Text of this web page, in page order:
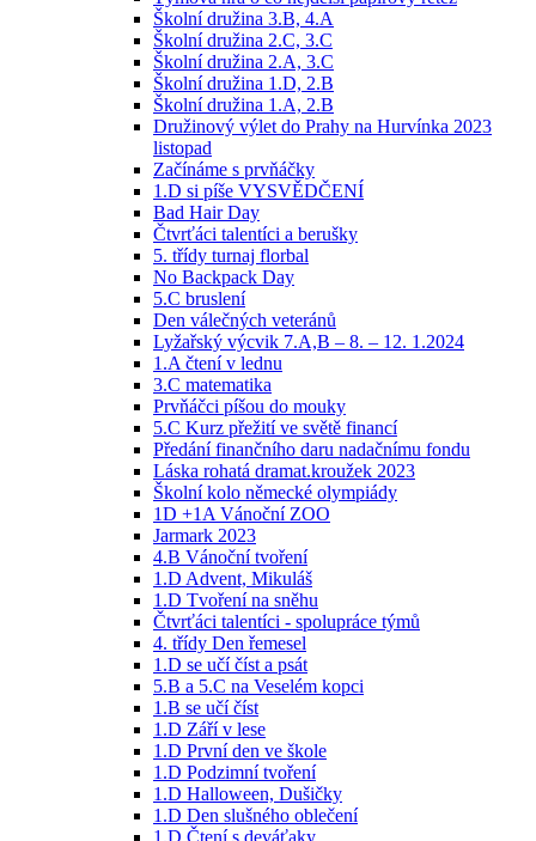
Školní družina 3.B, 4.A
Školní družina 2.C, 3.C
Školní družina 2.A, 3.C
Školní družina 1.D, 2.B
Školní družina 1.A, 2.B
Družinový výlet do Prahy na Hurvínka 2023
listopad
Začínáme s prvňáčky
1.D si píše VYSVĚDČENÍ
Bad Hair Day
Čtvrťáci talentíci a berušky
5. třídy turnaj florbal
No Backpack Day
5.C bruslení
Den válečných veteránů
Lyžařský výcvik 7.A,B – 8. – 12. 1.2024
1.A čtení v lednu
3.C matematika
Prvňáčci píšou do mouky
5.C Kurz přežití ve světě financí
Předání finančního daru nadačnímu fondu
Láska rohatá dramat.kroužek 2023
Školní kolo německé olympiády
1D +1A Vánoční ZOO
Jarmark 2023
4.B Vánoční tvoření
1.D Advent, Mikuláš
1.D Tvoření na sněhu
Čtvrťáci talentíci - spolupráce týmů
4. třídy Den řemesel
1.D se učí číst a psát
5.B a 5.C na Veselém kopci
1.B se učí číst
1.D Září v lese
1.D První den ve škole
1.D Podzimní tvoření
1.D Halloween, Dušičky
1.D Den slušného oblečení